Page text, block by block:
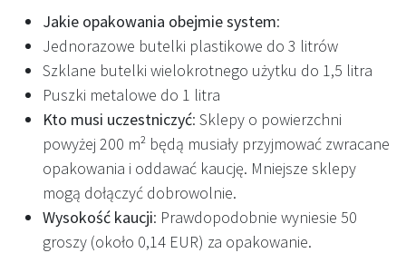
Jakie opakowania obejmie system:
Jednorazowe butelki plastikowe do 3 litrów
Szklane butelki wielokrotnego użytku do 1,5 litra
Puszki metalowe do 1 litra
Kto musi uczestniczyć: Sklepy o powierzchni
powyżej 200 m² będą musiały przyjmować zwracane
opakowania i oddawać kaucję. Mniejsze sklepy
mogą dołączyć dobrowolnie.
Wysokość kaucji: Prawdopodobnie wyniesie 50
groszy (około 0,14 EUR) za opakowanie.